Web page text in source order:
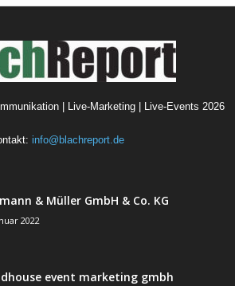
| Live-Marketing | Live-Events 2026
info@blachreport.de
& Müller GmbH & Co. KG
2022
event marketing gmbh